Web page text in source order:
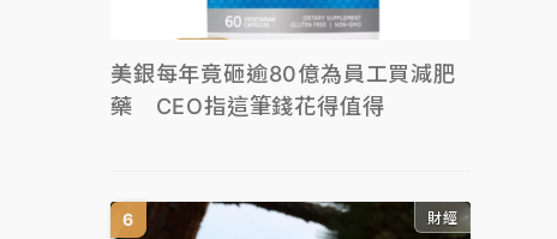
美銀每年竟砸逾80億為員工買減肥
藥 CEO指這筆錢花得值得
財經